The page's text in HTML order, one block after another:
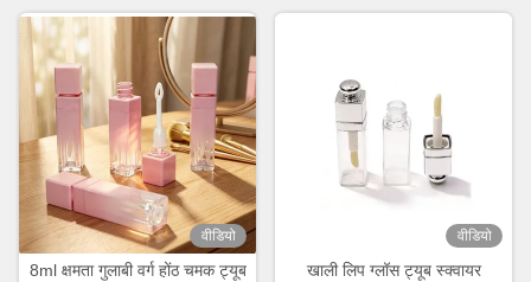
वीडियो
8ml क्षमता गुलाबी वर्ग होंठ चमक ट्यूब
वीडियो
खाली लिप ग्लॉस ट्यूब स्क्वायर